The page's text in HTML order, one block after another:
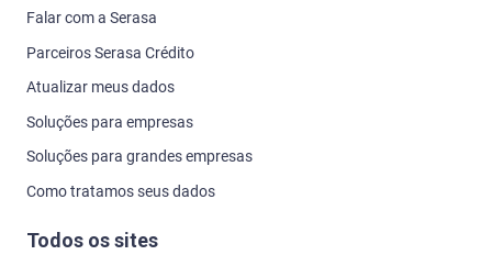
Falar com a Serasa
Parceiros Serasa Crédito
Atualizar meus dados
Soluções para empresas
Soluções para grandes empresas
Como tratamos seus dados
Todos os sites